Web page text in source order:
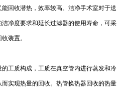
回收潜热，效率较高。洁净手术室对于送
净度要求和延长过滤器的使用寿命，可采
装置。
工质构成，工质在真空管内进行蒸发和冷
实现热量的回收。热管换热器回收的热量